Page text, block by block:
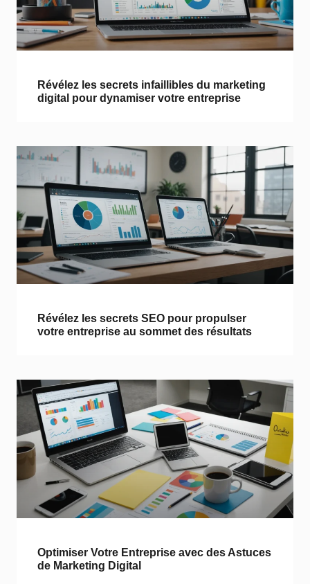
Révélez les secrets infaillibles du marketing
digital pour dynamiser votre entreprise
Révélez les secrets SEO pour propulser
votre entreprise au sommet des résultats
Optimiser Votre Entreprise avec des Astuces
de Marketing Digital